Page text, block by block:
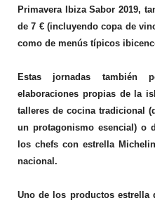
Primavera Ibiza Sabor 2019,
de 7 € (incluyendo copa de
como de menús típicos
Estas jornadas también
elaboraciones propias de la
talleres de cocina tradicional
un protagonismo esencial) o
los chefs con estrella
nacional.
Uno de los productos estrella